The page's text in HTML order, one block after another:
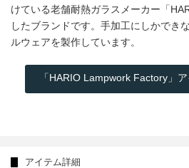
けている老舗耐熱ガラスメーカー「
したブランドです。手加工にしかでき
ルウェアを製作しています。
「HARIO Lampwork Factory」
アイテム詳細